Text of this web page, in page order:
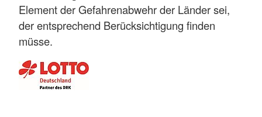
Element der Gefahrenabwehr der Länder sei,
der entsprechend Berücksichtigung finden
müsse.